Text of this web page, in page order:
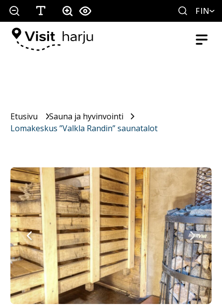
FIN
Etusivu
Sauna ja hyvinvointi
Lomakeskus ”Valkla Randin” saunatalot